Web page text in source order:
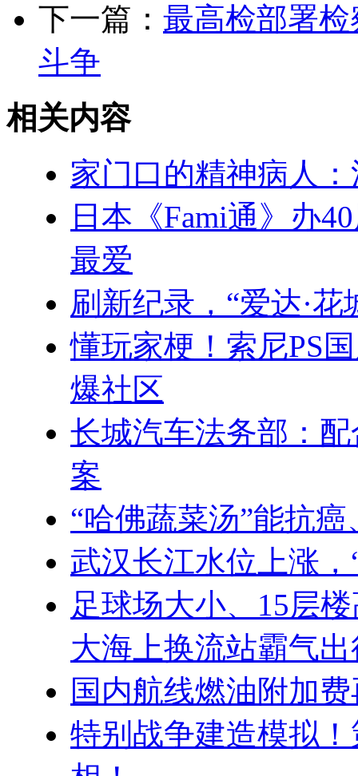
下一篇： 最高检部署
斗争
相关内容
家门口的精神病人
日本《Fami通》办
最爱
刷新纪录，“爱达·
懂玩家梗！索尼PS
爆社区
长城汽车法务部：
案
“哈佛蔬菜汤”能抗
武汉长江水位上涨
足球场大小、15层
大海上换流站霸气出
国内航线燃油附加
特别战争建造模拟